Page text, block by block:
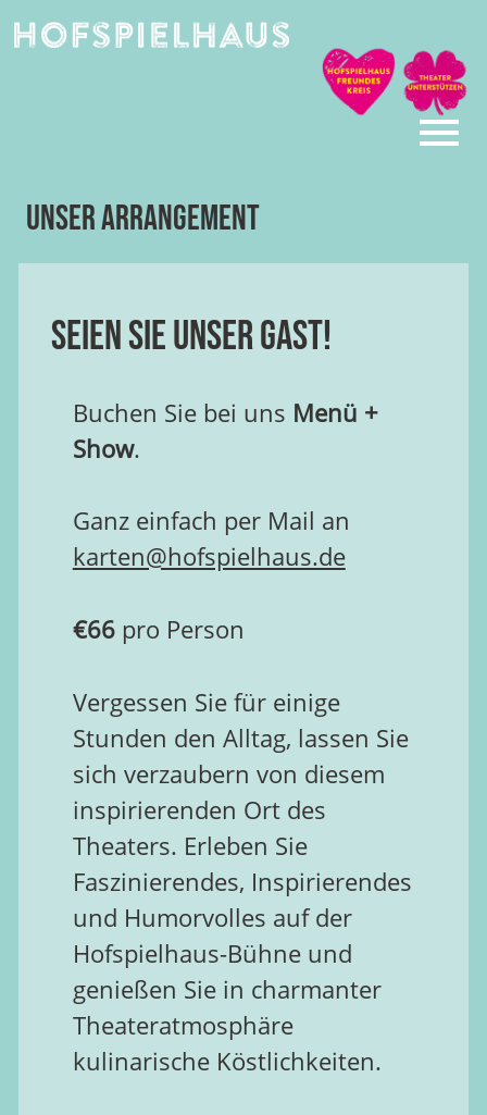
Unser Arrangement
Seien Sie unser Gast!
Buchen Sie bei uns Menü +
Show.
Ganz einfach per Mail an
karten@hofspielhaus.de
€66 pro Person
Vergessen Sie für einige
Stunden den Alltag, lassen Sie
sich verzaubern von diesem
inspirierenden Ort des
Theaters. Erleben Sie
Faszinierendes, Inspirierendes
und Humorvolles auf der
Hofspielhaus-Bühne und
genießen Sie in charmanter
Theateratmosphäre
kulinarische Köstlichkeiten.